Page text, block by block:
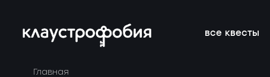
все квесты
Главная